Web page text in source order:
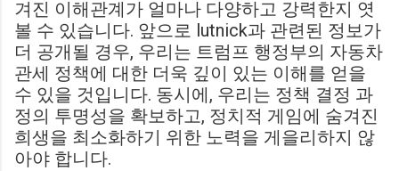
겨진 이해관계가 얼마나 다양하고 강력한지 엿
볼 수 있습니다. 앞으로 lutnick과 관련된 정보가
더 공개될 경우, 우리는 트럼프 행정부의 자동차
관세 정책에 대한 더욱 깊이 있는 이해를 얻을
수 있을 것입니다. 동시에, 우리는 정책 결정 과
정의 투명성을 확보하고, 정치적 게임에 숨겨진
희생을 최소화하기 위한 노력을 게을리하지 않
아야 합니다.